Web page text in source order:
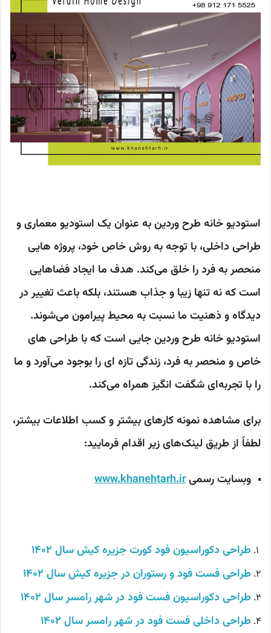
استودیو خانه طرح وردین به عنوان یک استودیو معماری و
طراحی داخلی، با توجه به روش خاص خود، پروژه هایی
منحصر به فرد را خلق می‌کند. هدف ما ایجاد فضاهایی
است که نه تنها زیبا و جذاب هستند، بلکه باعث تغییر در
دیدگاه و ذهنیت ما نسبت به محیط پیرامون می‌شوند.
استودیو خانه طرح وردین جایی است که با طراحی های
خاص و منحصر به فرد، زندگی تازه ای را بوجود می‌آورد و ما
را با تجربه‌ای شگفت انگیز همراه می‌کند.
برای مشاهده نمونه کارهای بیشتر و کسب اطلاعات بیشتر،
لطفاً از طریق لینک‌های زیر اقدام فرمایید:
وبسایت رسمیwww.khanehtarh.ir
طراحی دکوراسیون فود کورت جزیره کیشسال 1402
طراحی فست فود و رستوران در جزیره کیش سال 1402
طراحی دکوراسیون فست فود در شهر رامسر سال 1402
طراحی داخلی فست فود در شهر رامسر سال 1402